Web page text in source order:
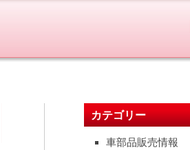
カテゴリー
車部品販売情報